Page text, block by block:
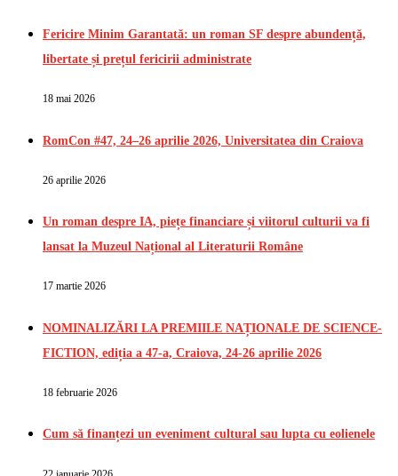
Fericire Minim Garantată: un roman SF despre abundență,
libertate și prețul fericirii administrate
18 mai 2026
RomCon #47, 24–26 aprilie 2026, Universitatea din Craiova
26 aprilie 2026
Un roman despre IA, piețe financiare și viitorul culturii va fi
lansat la Muzeul Național al Literaturii Române
17 martie 2026
NOMINALIZĂRI LA PREMIILE NAȚIONALE DE SCIENCE-
FICTION, ediția a 47-a, Craiova, 24-26 aprilie 2026
18 februarie 2026
Cum să finanțezi un eveniment cultural sau lupta cu eolienele